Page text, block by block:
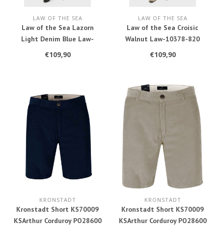
LAW OF THE SEA
Law of the Sea Lazorn
Light Denim Blue Law-
10377-391
€109,90
LAW OF THE SEA
Law of the Sea Croisic
Walnut Law-10378-820
€109,90
KRONSTADT
Kronstadt Short KS70009
KSArthur Corduroy PO28600
KRONSTADT
Kronstadt Short KS70009
KSArthur Corduroy PO28600